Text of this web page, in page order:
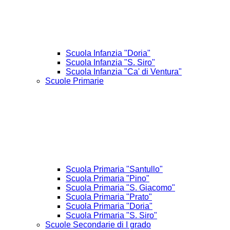
Scuola Infanzia "Doria"
Scuola Infanzia "S. Siro"
Scuola Infanzia "Ca' di Ventura"
Scuole Primarie
Scuola Primaria "Santullo"
Scuola Primaria "Pino"
Scuola Primaria "S. Giacomo"
Scuola Primaria "Prato"
Scuola Primaria "Doria"
Scuola Primaria "S. Siro"
Scuole Secondarie di I grado